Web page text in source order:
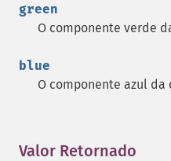
green
O componente verde
blue
O componente azul da
Valor Retornado